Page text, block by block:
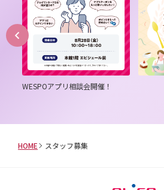
WESPOアプリ相談会開催！
HOME スタッフ募集